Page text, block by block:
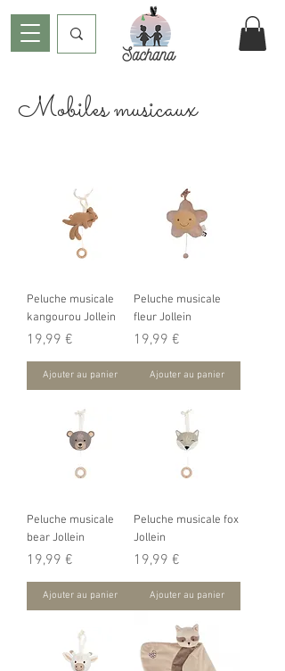
Mobiles musicaux
Peluche musicale
kangourou Jollein
Prix
19,99 €
Ajouter au panier
Peluche musicale
fleur Jollein
Prix
19,99 €
Ajouter au panier
Peluche musicale
bear Jollein
Prix
19,99 €
Ajouter au panier
Peluche musicale fox
Jollein
Prix
19,99 €
Ajouter au panier